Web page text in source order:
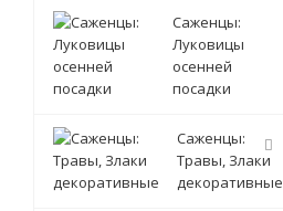
Саженцы:
Луковицы
осенней
посадки
Саженцы:
Травы, Злаки
декоративные